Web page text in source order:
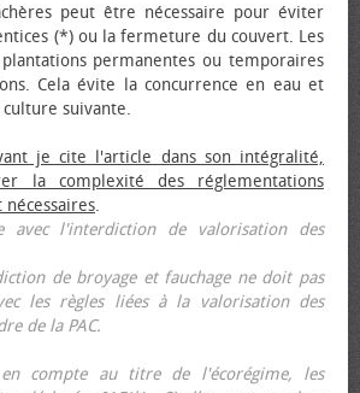
peut être nécessaire pour éviter
(*) ou la fermeture du couvert. Les
permanentes ou temporaires
Cela évite la concurrence en eau et
suivante.
je cite l'article dans son intégralité,
la complexité des réglementations
.
avec l'interdiction de valorisation des
de broyage et fauchage ne doit pas
les règles liées à la valorisation des
de la PAC.
compte au titre de l'écorégime, les